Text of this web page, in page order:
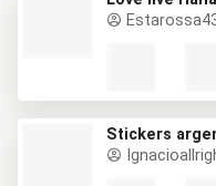
Stickers